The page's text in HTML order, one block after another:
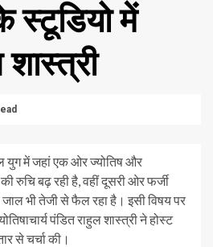
में
में जहां एक ओर ज्योतिष और
रुचि बढ़ रही है, वहीं दूसरी ओर फर्जी
जाल भी तेजी से फैल रहा है। इसी विषय पर
पंडित राहुल शास्त्री ने होस्ट
से चर्चा की।